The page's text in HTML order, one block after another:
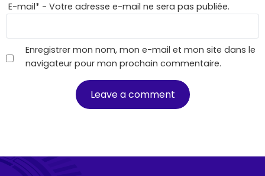
E-mail* - Votre adresse e-mail ne sera pas publiée.
Enregistrer mon nom, mon e-mail et mon site dans le
navigateur pour mon prochain commentaire.